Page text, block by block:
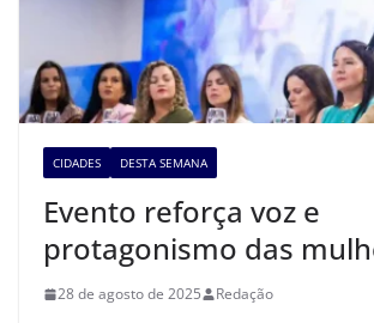
CIDADES DESTA SEMANA
Evento reforça voz e
protagonismo das
28 de agosto de 2025 Redação